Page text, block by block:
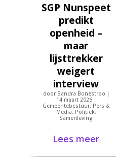
SGP Nunspeet
predikt
openheid –
maar
lijsttrekker
weigert
interview
door Sandra Bonestroo |
14 maart 2026|
Gemeentebestuur, Pers &
Media, Politiek,
Samenleving
Lees meer